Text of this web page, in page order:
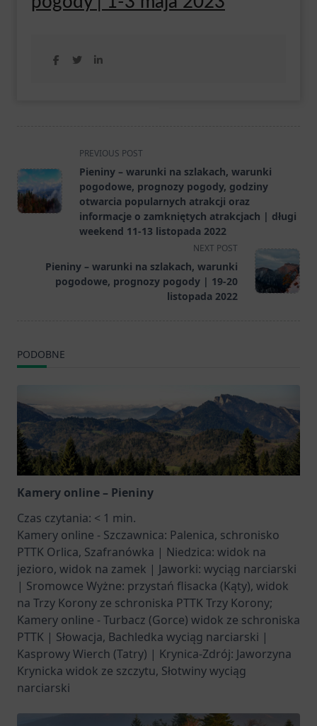
class="nav-
subtitle
screen-
text">Page</span>
PREVIOUS POST
Pieniny – warunki na szlakach, warunki
pogodowe, prognozy pogody, godziny
otwarcia popularnych atrakcji oraz
informacje o zamkniętych atrakcjach | długi
weekend 11-13 listopada 2022
NEXT POST
Pieniny – warunki na szlakach, warunki
pogodowe, prognozy pogody | 19-20
listopada 2022
PODOBNE
Kamery online – Pieniny
Czas czytania: < 1 min.
Kamery online - Szczawnica: Palenica, schronisko
PTTK Orlica, Szafranówka | Niedzica: widok na
jezioro, widok na zamek | Jaworki: wyciąg narciarski
| Sromowce Wyżne: przystań flisacka (Kąty), widok
na Trzy Korony ze schroniska PTTK Trzy Korony;
Kamery online - Turbacz (Gorce) widok ze schroniska
PTTK | Słowacja, Bachledka wyciąg narciarski |
Kasprowy Wierch (Tatry) | Krynica-Zdrój: Jaworzyna
Krynicka widok ze szczytu, Słotwiny wyciąg
narciarski